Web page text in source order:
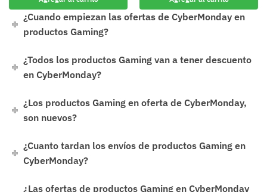
¿Cuando empiezan las ofertas de CyberMonday en
productos Gaming?
¿Todos los productos Gaming van a tener descuento
en CyberMonday?
¿Los productos Gaming en oferta de CyberMonday,
son nuevos?
¿Cuanto tardan los envíos de productos Gaming en
CyberMonday?
¿Las ofertas de productos Gaming en CyberMonday